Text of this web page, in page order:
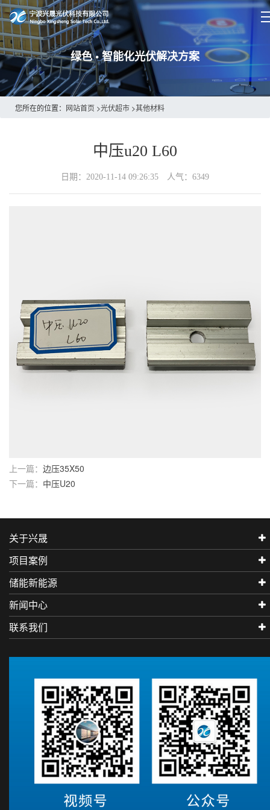
绿色 • 智能化光伏解决方案
您所在的位置： 网站首页 >光伏超市 >其他材料
中压u20 L60
日期：2020-11-14 09:26:35 人气： 6349
上一篇： 边压35X50
下一篇： 中压U20
关于兴晟
项目案例
储能新能源
新闻中心
联系我们